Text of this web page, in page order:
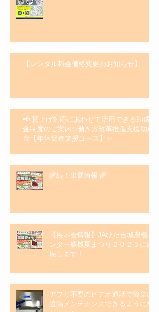
【レンタル料金価格変更のお知らせ】
📢 賃上げ対応にあわせて活用できる助成
金制度のご案内✨働き方改革推進支援助成
金【年休促進支援コース】✨
🌾続！出展情報 🌾
【展示会情報】JAひだ吉城農機セ
ンター農機夏まつり２０２５に出
展します！
アプリ不要のビデオ通話で簡単に
遠隔メンテナンスできるようにな